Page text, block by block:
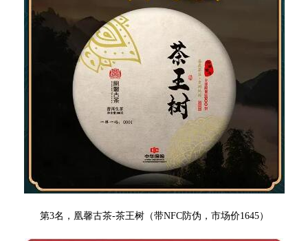
第3名，凰馨古茶-茶王树（带NFC防伪，市场价1645）